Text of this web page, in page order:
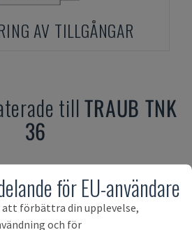
AV TILLGÅNGAR
tillTRAUB TNK
36
för EU-användare
att förbättra din upplevelse,
och för